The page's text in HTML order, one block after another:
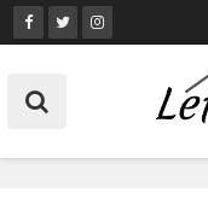
Skip
to